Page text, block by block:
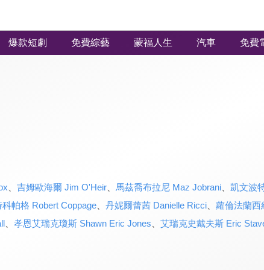
爆款短劇 免費綜藝 蒙福人生 汽車 免費
吉姆歐海爾 Jim O'Heir、 馬茲喬布拉尼 Maz Jobrani、 凱文波
帕格 Robert Coppage、 丹妮爾蕾茜 Danielle Ricci、 蘿倫法蘭西
、 孝恩艾瑞克瓊斯 Shawn Eric Jones 艾瑞克史戴夫斯 Eric